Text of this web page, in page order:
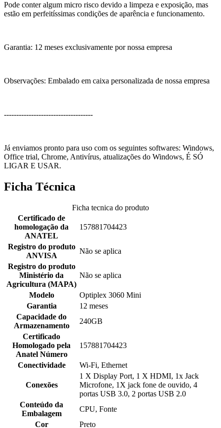
Pode conter algum micro risco devido a limpeza e exposição, mas
estão em perfeitíssimas condições de aparência e funcionamento.
Garantia: 12 meses exclusivamente por nossa empresa
Observações: Embalado em caixa personalizada de nossa empresa
------------------------------------
Já enviamos pronto para uso com os seguintes softwares: Windows,
Office trial, Chrome, Antivírus, atualizações do Windows, É SÓ
LIGAR E USAR.
Ficha Técnica
Ficha tecnica do produto
Certificado de
homologação da
ANATEL
157881704423
Registro do produto
ANVISA
Não se aplica
Registro do produto
Ministério da
Agricultura (MAPA)
Não se aplica
Modelo
Optiplex 3060 Mini
Garantia
12 meses
Capacidade do
Armazenamento
240GB
Certificado
Homologado pela
Anatel Número
157881704423
Conectividade Wi-Fi, Ethernet
Conexões
1 X Display Port, 1 X HDMI, 1x Jack
Microfone, 1X jack fone de ouvido, 4
portas USB 3.0, 2 portas USB 2.0
Conteúdo da
Embalagem
CPU, Fonte
Cor
Preto